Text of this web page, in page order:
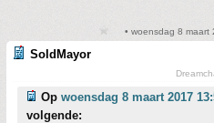
• woensdag 8 maart
SoldMayor
Op woensdag 8 maart 2017
volgende: